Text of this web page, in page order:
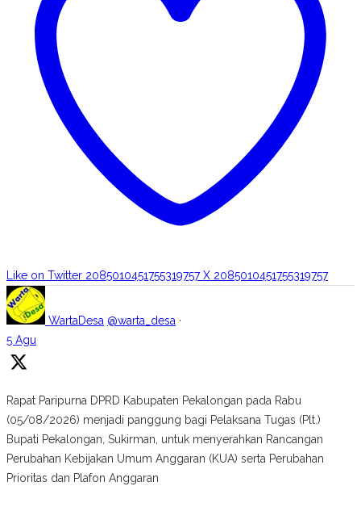
Like on Twitter 2085010451755319757 X 2085010451755319757
WartaDesa @warta_desa ·
5 Agu
Rapat Paripurna DPRD Kabupaten Pekalongan pada Rabu
(05/08/2026) menjadi panggung bagi Pelaksana Tugas (Plt.)
Bupati Pekalongan, Sukirman, untuk menyerahkan Rancangan
Perubahan Kebijakan Umum Anggaran (KUA) serta Perubahan
Prioritas dan Plafon Anggaran